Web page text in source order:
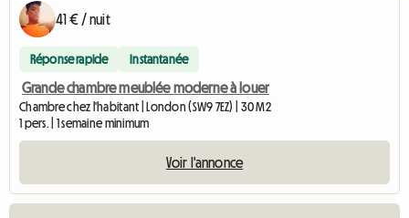
41 € / nuit
Réponse rapide Instantanée
Grande chambre meublée moderne à louer
Chambre chez l'habitant | London (SW9 7EZ) | 30 M2
1 pers. | 1 semaine minimum
Voir l'annonce